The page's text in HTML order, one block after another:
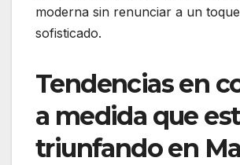
moderna sin renunciar a un
sofisticado.
Tendencias en
a medida que
triunfando en